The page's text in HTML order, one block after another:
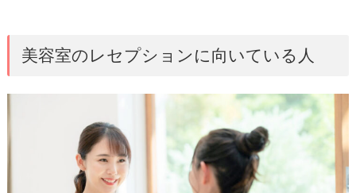
美容室のレセプションに向いている人